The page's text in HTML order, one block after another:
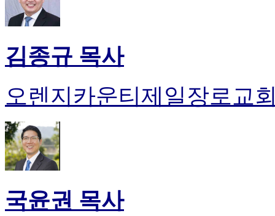
김종규 목사
오렌지카운티제일장로교
국윤권 목사